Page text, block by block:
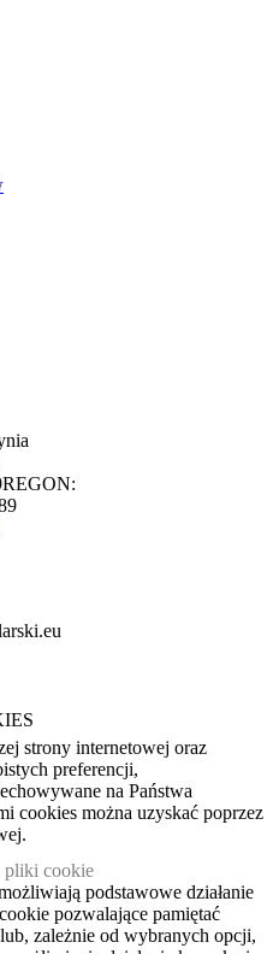
REGON:
strony internetowej oraz
preferencji,
na Państwa
cookies można uzyskać poprzez
pliki cookie
podstawowe działanie
pozwalające pamiętać
zależnie od wybranych opcji,